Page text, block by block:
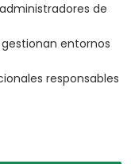
de
gestionan entornos
responsables